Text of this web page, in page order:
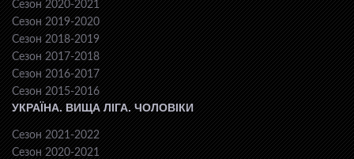
Сезон 2020-2021
Сезон 2019-2020
Сезон 2018-2019
Сезон 2017-2018
Сезон 2016-2017
Сезон 2015-2016
УКРАЇНА. ВИЩА ЛІГА. ЧОЛОВІКИ
Сезон 2021-2022
Сезон 2020-2021